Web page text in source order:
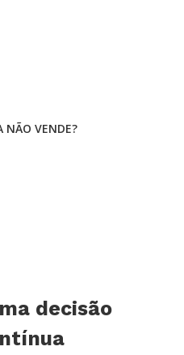
NÃO VENDE?
decisão